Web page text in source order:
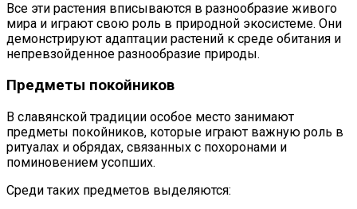
Все эти растения вписываются в разнообразие живого
мира и играют свою роль в природной экосистеме. Они
демонстрируют адаптации растений к среде обитания и
непревзойденное разнообразие природы.
Предметы покойников
В славянской традиции особое место занимают
предметы покойников, которые играют важную роль в
ритуалах и обрядах, связанных с похоронами и
поминовением усопших.
Среди таких предметов выделяются: